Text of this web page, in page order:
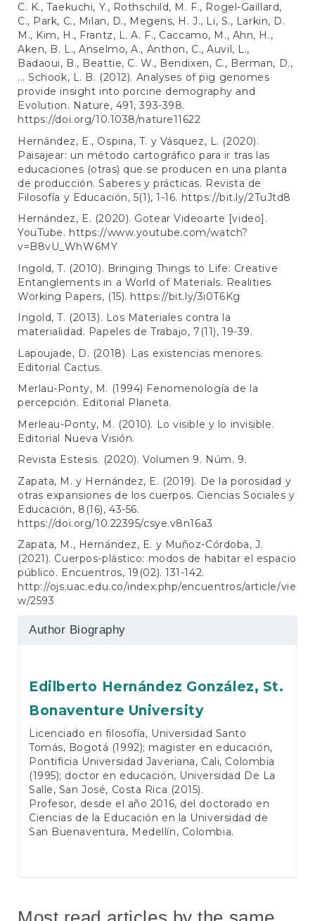
C. K., Taekuchi, Y., Rothschild, M. F., Rogel-Gaillard,
C., Park, C., Milan, D., Megens, H. J., Li, S., Larkin, D.
M., Kim, H., Frantz, L. A. F., Caccamo, M., Ahn, H.,
Aken, B. L., Anselmo, A., Anthon, C., Auvil, L.,
Badaoui, B., Beattie, C. W., Bendixen, C., Berman, D.,
... Schook, L. B. (2012). Analyses of pig genomes
provide insight into porcine demography and
Evolution. Nature, 491, 393-398.
https://doi.org/10.1038/nature11622
Hernández, E., Ospina, T. y Vásquez, L. (2020).
Paisajear: un método cartográfico para ir tras las
educaciones (otras) que se producen en una planta
de producción. Saberes y prácticas. Revista de
Filosofía y Educación, 5(1), 1-16. https://bit.ly/2TuJtd8
Hernández, E. (2020). Gotear Videoarte [video].
YouTube. https://www.youtube.com/watch?
v=B8vU_WhW6MY
Ingold, T. (2010). Bringing Things to Life: Creative
Entanglements in a World of Materials. Realities
Working Papers, (15). https://bit.ly/3i0T6Kg
Ingold, T. (2013). Los Materiales contra la
materialidad. Papeles de Trabajo, 7(11), 19-39.
Lapoujade, D. (2018). Las existencias menores.
Editorial Cactus.
Merlau-Ponty, M. (1994) Fenomenología de la
percepción. Editorial Planeta.
Merleau-Ponty, M. (2010). Lo visible y lo invisible.
Editorial Nueva Visión.
Revista Estesis. (2020). Volumen 9. Núm. 9.
Zapata, M. y Hernández, E. (2019). De la porosidad y
otras expansiones de los cuerpos. Ciencias Sociales y
Educación, 8(16), 43-56.
https://doi.org/10.22395/csye.v8n16a3
Zapata, M., Hernández, E. y Muñoz-Córdoba, J.
(2021). Cuerpos-plástico: modos de habitar el espacio
público. Encuentros, 19(02). 131-142.
http://ojs.uac.edu.co/index.php/encuentros/article/vie
w/2593
Author Biography
Edilberto Hernández González, St.
Bonaventure University
Licenciado en filosofía, Universidad Santo
Tomás, Bogotá (1992); magister en educación,
Pontificia Universidad Javeriana, Cali, Colombia
(1995); doctor en educación, Universidad De La
Salle, San José, Costa Rica (2015).
Profesor, desde el año 2016, del doctorado en
Ciencias de la Educación en la Universidad de
San Buenaventura, Medellín, Colombia.